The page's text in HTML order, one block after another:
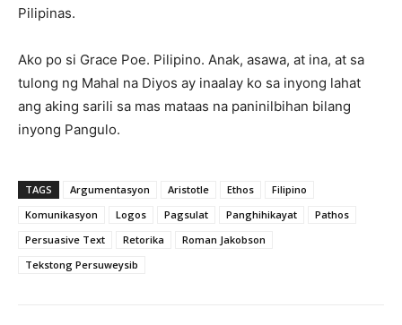
Pilipinas.
Ako po si Grace Poe. Pilipino. Anak, asawa, at ina, at sa
tulong ng Mahal na Diyos ay inaalay ko sa inyong lahat
ang aking sarili sa mas mataas na paninilbihan bilang
inyong Pangulo.
TAGS Argumentasyon Aristotle Ethos
Filipino
Komunikasyon
Logos Pagsulat Panghihikayat
Pathos
Persuasive Text
Retorika
Roman Jakobson
Tekstong Persuweysib